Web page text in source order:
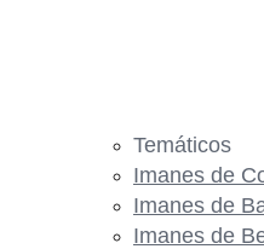
Temáticos
Imanes de
Imanes de
Imanes de